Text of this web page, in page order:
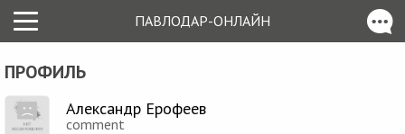
ПАВЛОДАР-ОНЛАЙН
ПРОФИЛЬ
Александр Ерофеев
comment